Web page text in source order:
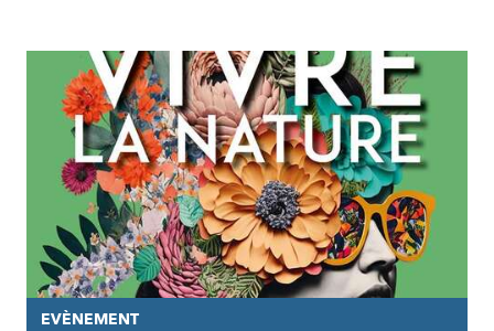
RÉSULTATS
EVÈNEMENT